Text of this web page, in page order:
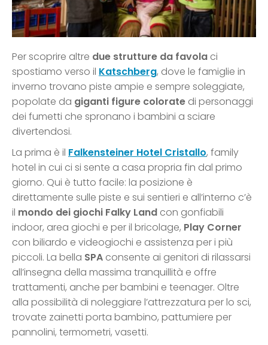
Per scoprire altre due strutture da favola ci
spostiamo verso il Katschberg, dove le famiglie in
inverno trovano piste ampie e sempre soleggiate,
popolate da giganti figure colorate di personaggi
dei fumetti che spronano i bambini a sciare
divertendosi.
La prima è il Falkensteiner Hotel Cristallo, family
hotel in cui ci si sente a casa propria fin dal primo
giorno. Qui è tutto facile: la posizione è
direttamente sulle piste e sui sentieri e all’interno c’è
il mondo dei giochi Falky Land con gonfiabili
indoor, area giochi e per il bricolage, Play Corner
con biliardo e videogiochi e assistenza per i più
piccoli. La bella SPA consente ai genitori di rilassarsi
all’insegna della massima tranquillità e offre
trattamenti, anche per bambini e teenager. Oltre
alla possibilità di noleggiare l’attrezzatura per lo sci,
trovate zainetti porta bambino, pattumiere per
pannolini, termometri, vasetti.